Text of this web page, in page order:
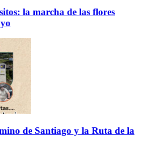
la marcha de las flores
de Santiago y la Ruta de la